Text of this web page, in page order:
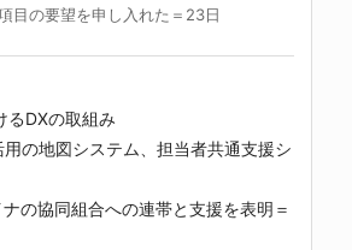
目の要望を申し入れた＝23日
DXの取組み
の地図システム、担当者共通支援シ
の協同組合への連帯と支援を表明＝